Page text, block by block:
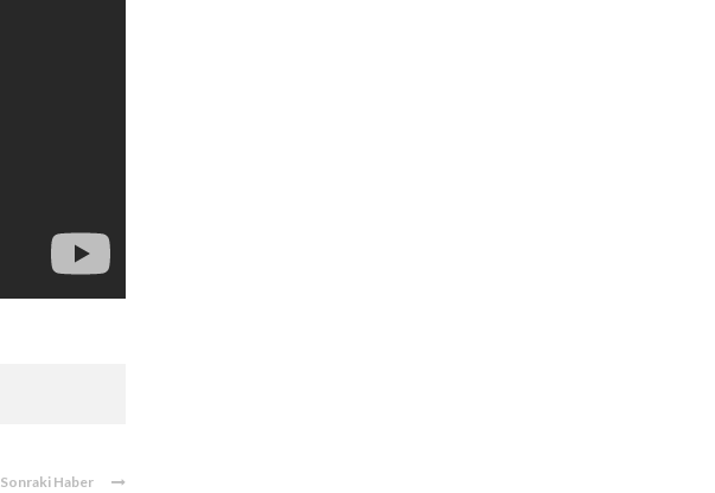
Sonraki Haber